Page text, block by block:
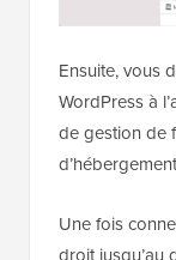
Ensuite, vous
WordPress à
de gestion de
Une fois
droit jusqu’au